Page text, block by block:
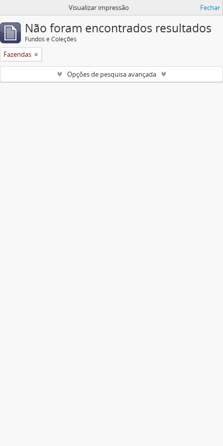
Visualizar impressão Fechar
Não foram encontrados resultados
Fundos e Coleções
Fazendas
Opções de pesquisa avançada